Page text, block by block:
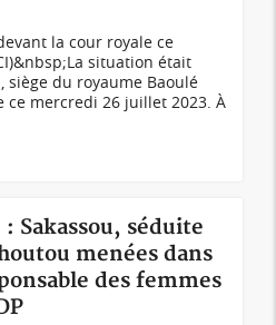
la cour royale ce
situation était
siège du royaume Baoulé
ce mercredi 26 juillet 2023. À
Sakassou, séduite
menées dans
des femmes